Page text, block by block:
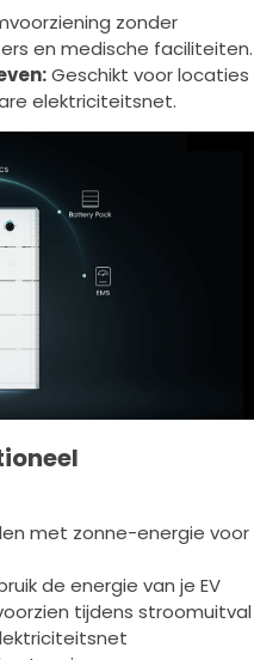
zonder
en medische faciliteiten.
Geschikt voor locaties
elektriciteitsnet.
met zonne-energie voor
de energie van je EV
tijdens stroomuitval